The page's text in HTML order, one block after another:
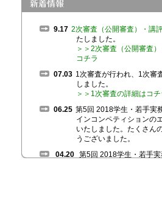
9.17 2次審査（公開審査）・講
たしました。
＞＞2次審査（公開審査
コチラ
07.03 1次審査が行われ、1次審
しました。
＞＞1次審査の詳細はコチ
06.25 第5回 2018学生・若手実
インコンペティションの
いたしました。たくさん
うございました。
04.20 第5回 2018学生・若手